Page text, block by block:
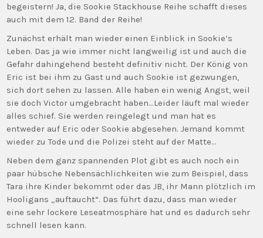
begeistern! Ja, die Sookie Stackhouse Reihe schafft dieses
auch mit dem 12. Band der Reihe!
Zunächst erhält man wieder einen Einblick in Sookie’s
Leben. Das ja wie immer nicht langweilig ist und auch die
Gefahr dahingehend besteht definitiv nicht. Der König von
Eric ist bei ihm zu Gast und auch Sookie ist gezwungen,
sich dort sehen zu lassen. Alle haben ein wenig Angst, weil
sie doch Victor umgebracht haben…Leider läuft mal wieder
alles schief. Sie werden reingelegt und man hat es
entweder auf Eric oder Sookie abgesehen. Jemand kommt
wieder zu Tode und die Polizei steht auf der Matte…
Neben dem ganz spannenden Plot gibt es auch noch ein
paar hübsche Nebensächlichkeiten wie zum Beispiel, dass
Tara ihre Kinder bekommt oder das JB, ihr Mann plötzlich im
Hooligans „auftaucht“. Das führt dazu, dass man wieder
eine sehr lockere Leseatmosphäre hat und es dadurch sehr
schnell lesen kann.